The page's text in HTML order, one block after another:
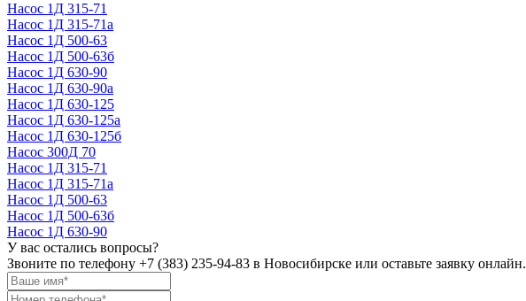
Насос 1Д 315-71
Насос 1Д 315-71а
Насос 1Д 500-63
Насос 1Д 500-63б
Насос 1Д 630-90
Насос 1Д 630-90а
Насос 1Д 630-125
Насос 1Д 630-125а
Насос 1Д 630-125б
Насос 300Д 70
Насос 1Д 315-71
Насос 1Д 315-71а
Насос 1Д 500-63
Насос 1Д 500-63б
Насос 1Д 630-90
У вас остались вопросы?
Звоните по телефону +7 (383) 235-94-83 в Новосибирске или оставьте заявку онлайн.